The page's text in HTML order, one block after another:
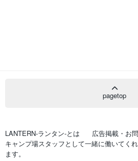
pagetop
LANTERN-ランタン-とは
広告掲載・お
キャンプ場スタッフとして一緒に働いてく
ます。